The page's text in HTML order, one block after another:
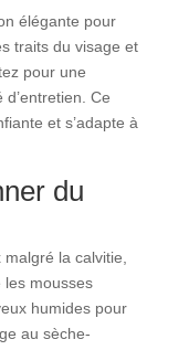
élégante pour
traits du visage et
pour une
Ce
et s’adapte à
du
la calvitie,
les mousses
humides pour
au sèche-